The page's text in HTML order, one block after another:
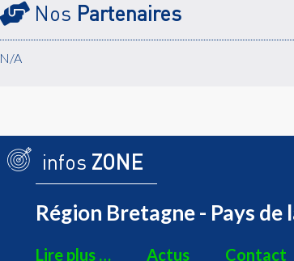
Nos Partenaires
N/A
infos ZONE
Région Bretagne - Pays de
Lire plus … Actus Contact